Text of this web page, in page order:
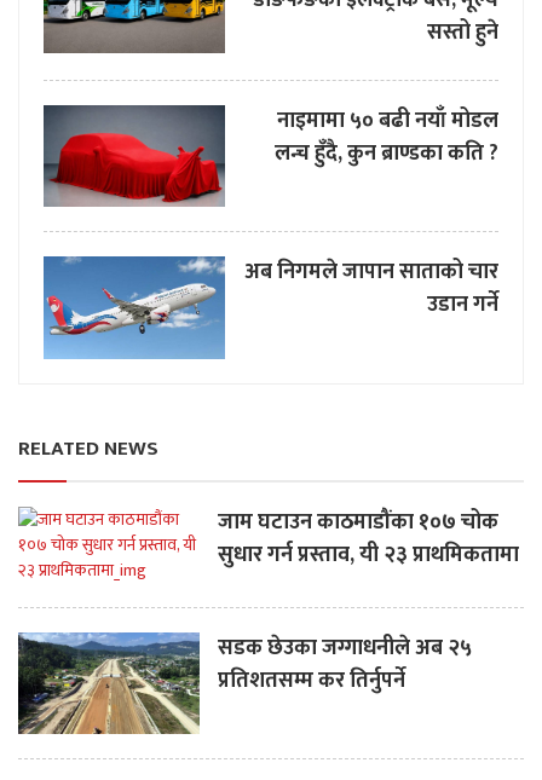
सस्तो हुने
नाइमामा ५० बढी नयाँ मोडल
लन्च हुँदै, कुन ब्राण्डका कति ?
अब निगमले जापान साताको चार
उडान गर्ने
RELATED NEWS
जाम घटाउन काठमाडौंका १०७ चोक
सुधार गर्न प्रस्ताव, यी २३ प्राथमिकतामा
सडक छेउका जग्गाधनीले अब २५
प्रतिशतसम्म कर तिर्नुपर्ने